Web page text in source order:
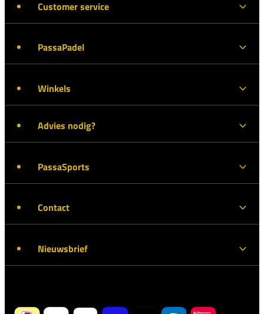
Customer service
PassaPadel
Winkels
Advies nodig?
PassaSports
Contact
Nieuwsbrief